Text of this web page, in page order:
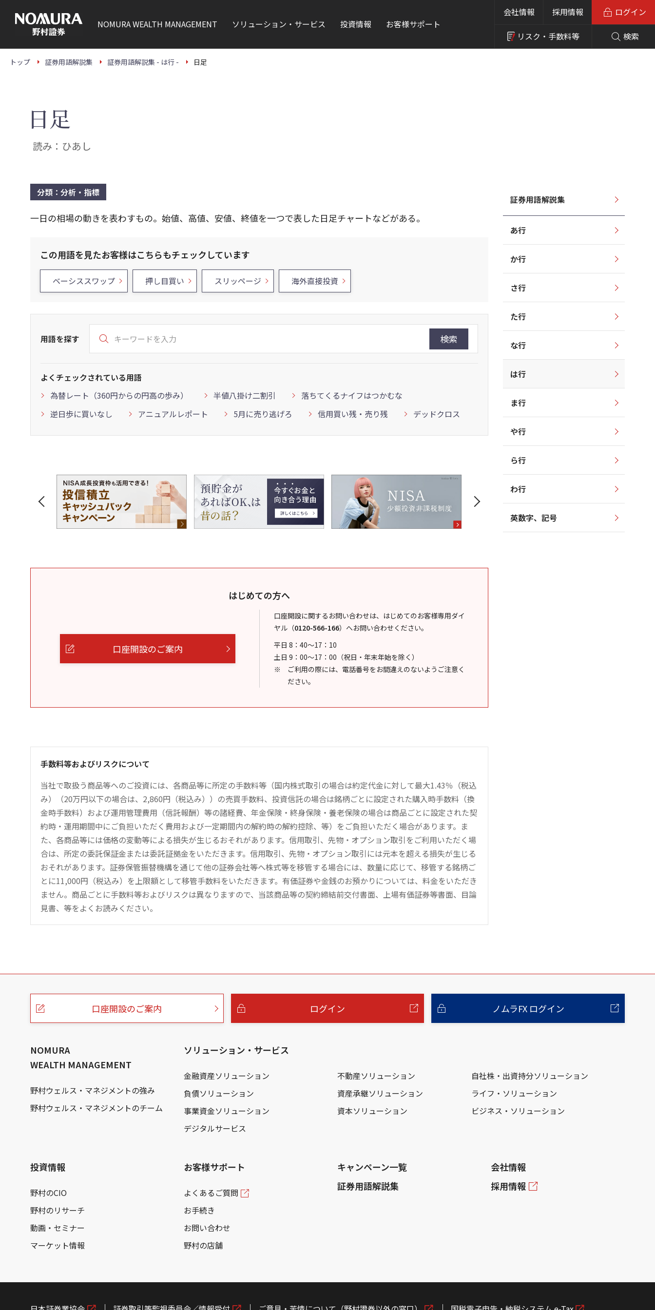
本
NOMURAWEALTH MANAGEMENT ソリューション・サービス 投資情報 お客様サポート
会社情報 採用情報
リスク・ 手数料等 検索
ログイン
トップ 証券用語解説集 証券用語解説集 - は行 - 日足
日足
読み：ひあし
分類：分析・指標
一日の相場の動きを表わすもの。始値、高値、安値、終値を一つで表した日足チャートなどがある。
この用語を見たお客様はこちらもチェックしています
ベーシススワップ 押し目買い スリッページ 海外直接投資
用語を探す 検索
よくチェックされている用語
為替レート（360円からの円高の歩み）
半値八掛け二割引
落ちてくるナイフはつかむな
逆日歩に買いなし
アニュアルレポート 5月に売り逃げろ 信用買い残・売り残 デッドクロス
はじめての方へ
口座開設のご案内
口座開設に関するお問い合わせは、はじめてのお客様専用ダイ
ヤル （0120-566-166） へお問い合わせください。
平日 8：40～17：10
土日 9：00～17：00（祝日・年末年始を除く）
ご利用の際には、電話番号をお間違えのないようご注意く
ださい。
手数料等およびリスクについて
当社で取扱う商品等へのご投資には、各商品等に所定の手数料等（国内株式取引の場合は約定代金に対して最大1.43％（税込
み）（20万円以下の場合は、2,860円（税込み））の売買手数料、投資信託の場合は銘柄ごとに設定された購入時手数料（換
金時手数料）および運用管理費用（信託報酬）等の諸経費、年金保険・終身保険・養老保険の場合は商品ごとに設定された契
約時・運用期間中にご負担いただく費用および一定期間内の解約時の解約控除、等）をご負担いただく場合があります。ま
た、各商品等には価格の変動等による損失が生じるおそれがあります。信用取引、先物・オプション取引をご利用いただく場
合は、所定の委託保証金または委託証拠金をいただきます。信用取引、先物・オプション取引には元本を超える損失が生じる
おそれがあります。証券保管振替機構を通じて他の証券会社等へ株式等を移管する場合には、数量に応じて、移管する銘柄ご
とに11,000円（税込み）を上限額として移管手数料をいただきます。有価証券や金銭のお預かりについては、料金をいただき
ません。商品ごとに手数料等およびリスクは異なりますので、当該商品等の契約締結前交付書面、上場有価証券等書面、目論
見書、等をよくお読みください。
証券用語解説集
あ行
か行
さ行
た行
な行
は行
ま行
や行
ら行
わ行
英数字、記号
こ
口座開設のご案内 ログイン ノムラFX ログイン
NOMURA
WEALTH MANAGEMENT
野村ウェルス・マネジメントの強み
野村ウェルス・マネジメントのチーム
ソリューション・サービス
金融資産ソリューション 不動産ソリューション
自社株・出資持分ソリューション
負債ソリューション
資産承継ソリューション
ライフ・ソリューション
事業資金ソリューション
資本ソリューション
ビジネス・ソリューション
デジタルサービス
投資情報
野村のCIO
野村のリサーチ
動画・セミナー
マーケット情報
お客様サポート
よくあるご質問
お手続き
お問い合わせ
野村の店舗
キャンペーン一覧
証券用語解説集
会社情報
採用情報